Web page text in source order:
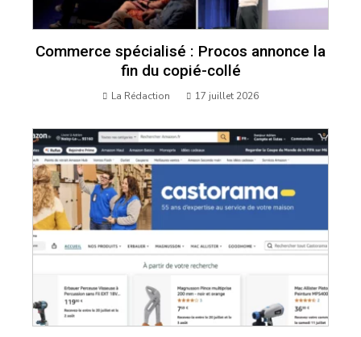
Commerce spécialisé : Procos annonce la
fin du copié-collé
La Rédaction 17 juillet 2026